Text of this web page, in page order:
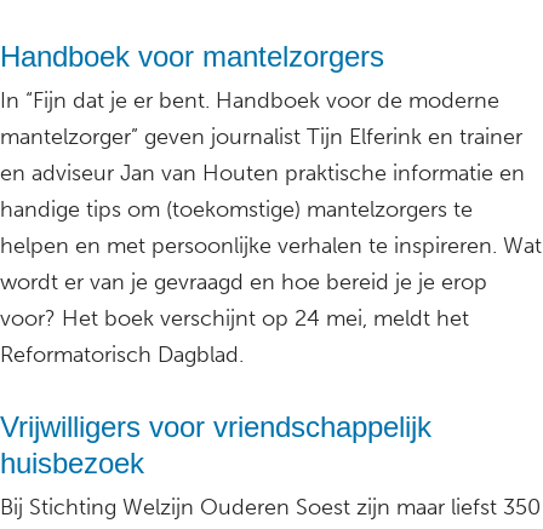
Handboek voor mantelzorgers
In “Fijn dat je er bent. Handboek voor de moderne
mantelzorger” geven journalist Tijn Elferink en trainer
en adviseur Jan van Houten praktische informatie en
handige tips om (toekomstige) mantelzorgers te
helpen en met persoonlijke verhalen te inspireren. Wat
wordt er van je gevraagd en hoe bereid je je erop
voor? Het boek verschijnt op 24 mei, meldt het
Reformatorisch Dagblad.
Vrijwilligers voor vriendschappelijk
huisbezoek
Bij Stichting Welzijn Ouderen Soest zijn maar liefst 350